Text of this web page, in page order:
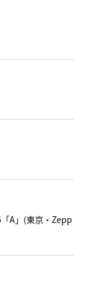
A」(東京・Zepp